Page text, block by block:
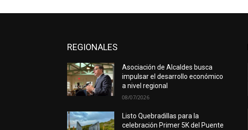
REGIONALES
Asociación de Alcaldes busca
impulsar el desarrollo económico
a nivel regional
08/07/2026
Listo Quebradillas para la
celebración Primer 5K del Puente